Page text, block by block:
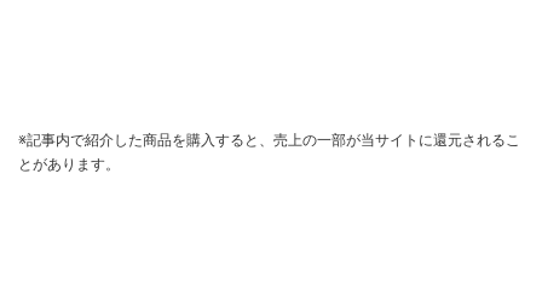
※記事内で紹介した商品を購入すると、売上の一部が当サイトに還元されるこ
とがあります。